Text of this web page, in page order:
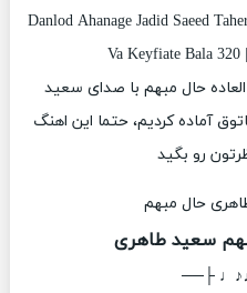
Danlod Ahanage Jadid Saeed
Va Keyfiate Bala 320
العاده حال مبهم با صدای سعید
آماده کردیم، حتما این اهنگ
رو بگید
سعید طاهری
──┤